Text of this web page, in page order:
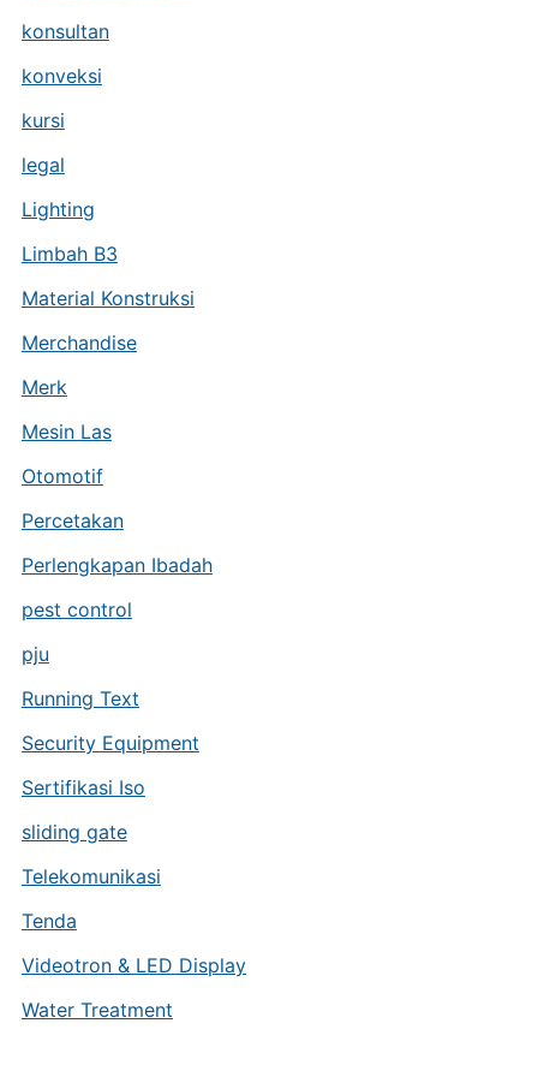
konsultan
konveksi
kursi
legal
Lighting
Limbah B3
Material Konstruksi
Merchandise
Merk
Mesin Las
Otomotif
Percetakan
Perlengkapan Ibadah
pest control
pju
Running Text
Security Equipment
Sertifikasi Iso
sliding gate
Telekomunikasi
Tenda
Videotron & LED Display
Water Treatment